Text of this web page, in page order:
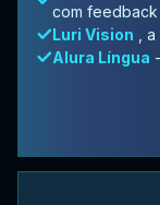
com
Luri Vision
,
Alura Língua